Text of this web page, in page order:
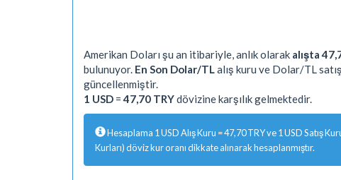
Amerikan Doları şu an itibariyle, anlık olarak alışta
bulunuyor. En Son Dolar/TL alış kuru ve Dolar/TL
güncellenmiştir.
1 USD =47,70 TRYdövizine karşılık gelmektedir.
Hesaplama 1 USD Alış Kuru = 47,70 TRY ve 1 USD Satış
Kurları) döviz kur oranı dikkate alınarak hesaplanmıştır.